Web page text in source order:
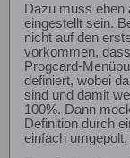
Dazu muss eben
eingestellt sein.
nicht auf den
vorkommen,
Progcard-
definiert, wobei
sind und damit
100%. Dann
Definition durch
einfach